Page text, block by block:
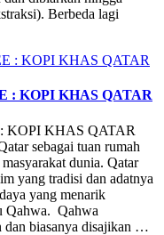
Berbeda lagi
: KOPI KHAS QATAR
KOPI KHAS QATAR
sebagai tuan rumah
dunia. Qatar
yang tradisi dan adatnya
yang menarik
Qahwa. Qahwa
dan biasanya disajikan …